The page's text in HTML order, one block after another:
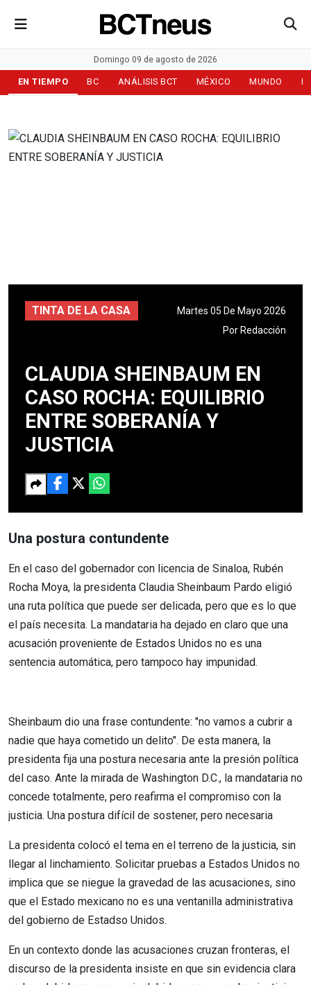
Domingo 09 de agosto de 2026
EN TIEMPO BC ANÁLISIS BCT MÉXICO MUNDO
TINTA DE LA CASA
Martes 05 De Mayo 2026
Por Redacción
CLAUDIA SHEINBAUM EN
CASO ROCHA: EQUILIBRIO
ENTRE SOBERANÍA Y
JUSTICIA
Una postura contundente
En el caso del gobernador con licencia de Sinaloa, Rubén
Rocha Moya, la presidenta Claudia Sheinbaum Pardo eligió
una ruta política que puede ser delicada, pero que es lo que
el país necesita. La mandataria ha dejado en claro que una
acusación proveniente de Estados Unidos no es una
sentencia automática, pero tampoco hay impunidad.
Sheinbaum dio una frase contundente: "no vamos a cubrir a
nadie que haya cometido un delito". De esta manera, la
presidenta fija una postura necesaria ante la presión política
del caso. Ante la mirada de Washington D.C., la mandataria no
concede totalmente, pero reafirma el compromiso con la
justicia. Una postura difícil de sostener, pero necesaria
La presidenta colocó el tema en el terreno de la justicia, sin
llegar al linchamiento. Solicitar pruebas a Estados Unidos no
implica que se niegue la gravedad de las acusaciones, sino
que el Estado mexicano no es una ventanilla administrativa
del gobierno de Estadso Unidos.
En un contexto donde las acusaciones cruzan fronteras, el
discurso de la presidenta insiste en que sin evidencia clara